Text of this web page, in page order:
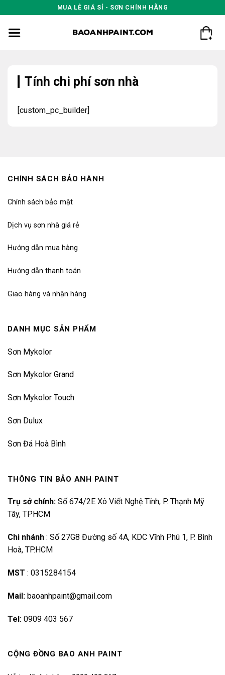
to
content
MUA LẺ GIÁ SỈ - SƠN CHÍNH HÃNG
Tính chi phí sơn nhà
[custom_pc_builder]
CHÍNH SÁCH BẢO HÀNH
Chính sách bảo mật
Dịch vụ sơn nhà giá rẻ
Hướng dẫn mua hàng
Hướng dẫn thanh toán
Giao hàng và nhận hàng
DANH MỤC SẢN PHẨM
Sơn Mykolor
Sơn Mykolor Grand
Sơn Mykolor Touch
Sơn Dulux
Sơn Đá Hoà Bình
THÔNG TIN BẢO ANH PAINT
Trụ sở chính: Số 674/2E Xô Viết Nghệ Tĩnh, P. Thạnh Mỹ
Tây, TPHCM
Chi nhánh : Số 27G8 Đường số 4A, KDC Vĩnh Phú 1, P. Bình
Hoà, TP.HCM
MST : 0315284154
Mail: baoanhpaint@gmail.com
Tel: 0909 403 567
CỘNG ĐỒNG BAO ANH PAINT